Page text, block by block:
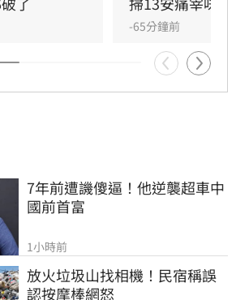
-65分鐘前
7年前遭譏傻逼！他逆襲超車中
國前首富
1小時前
放火垃圾山找相機！民宿稱誤
認按摩棒網怒